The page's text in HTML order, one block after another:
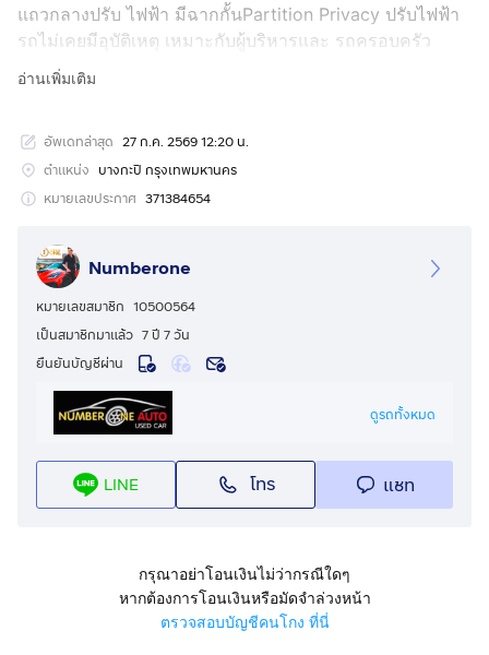
แถวกลางปรับ ไฟฟ้า มีฉากกั้นPartition Privacy ปรับไฟฟ้า
รถไม่เคยมีอุบัติเหตุ เหมาะกับผู้บริหารและ รถครอบครัว
*️⃣เครื่องยนต์ดีเซล 1.950 CC 190 แรงม้า
-ระบบควบคุมการทรงตัวอัตโนมัติ ADAPTIVE ESP
-ประสไลด์ไฟฟ้า 2 ข้าง
-ระบบป้องกันล้อหมุนฟรี ASR
-พวงมาลัย Multifunction + Paddle Shift
-ชุดมัลติมีเดีย Audio 30 ขนาด 7“แยก หน้า-หลัง
-ระบบนำทาง (Navigation System)
-ระบบปรับอากาศอัตโนมัติ THERMOTRONIC
-ไฟส่องสว่างสำหรับอ่านหนังสือ
-รถมือเดียวออกห้าง
-แต่ง VIP เกือบ 3 แสน
ราคาปกติ 1,750,000- พิเศษเหลือ 1,690,000.-
✅รถทุกคันผ่านการรับรอง การตรวจสภาพ 2 สถาบัน
☎️กดเพื่อดูเบอร์โทร xxxxxx565คุณ หมู
https://page.line.me/numberone.auto
💻 Facebook Fanpage :NUMBER ONE AUTO
อ่านเพิ่มเติม
อัพเดทล่าสุด 27 ก.ค. 2569 12:20 น.
ตำแหน่ง บางกะปิ กรุงเทพมหานคร
หมายเลขประกาศ 371384654
Numberone
หมายเลขสมาชิก 10500564
เป็นสมาชิกมาแล้ว 7 ปี 7 วัน
ยืนยันบัญชีผ่าน
ดูรถทั้งหมด
LINE โทร แชท
กรุณาอย่าโอนเงินไม่ว่ากรณีใดๆ
หากต้องการโอนเงินหรือมัดจำล่วงหน้า
ตรวจสอบบัญชีคนโกง ที่นี่